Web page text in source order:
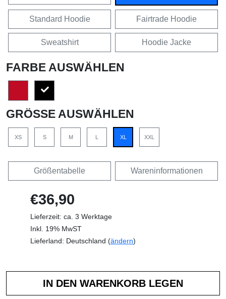
Standard Hoodie Fairtrade Hoodie
Sweatshirt Hoodie Jacke
FARBE AUSWÄHLEN
GRÖSSE AUSWÄHLEN
XS S M L XL XXL
Größentabelle Wareninformationen
€36,90
Lieferzeit: ca. 3 Werktage
Inkl. 19% MwST
Lieferland: Deutschland (ändern)